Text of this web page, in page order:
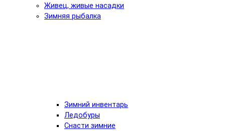
Живец, живые насадки
Зимняя рыбалка
Зимний инвентарь
Ледобуры
Снасти зимние